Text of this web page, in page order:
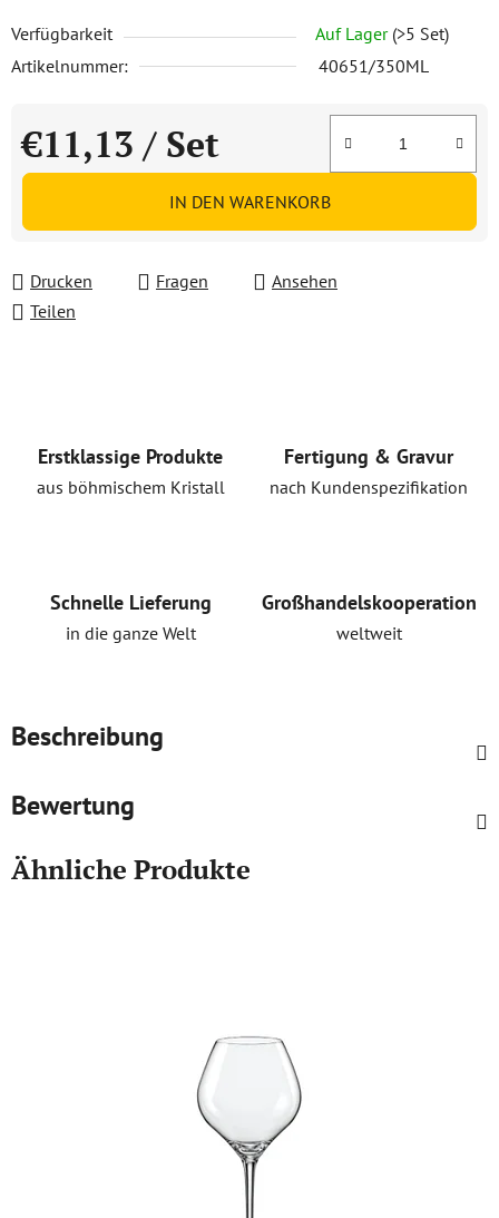
Verfügbarkeit Auf Lager (>5 Set)
Artikelnummer:
40651/350ML
€11,13 / Set
Verkaufspreis:
IN DEN WARENKORB
Drucken Fragen
Ansehen
Teilen
Erstklassige Produkte
aus böhmischem Kristall
Fertigung & Gravur
nach Kundenspezifikation
Schnelle Lieferung
in die ganze Welt
Großhandelskooperation
weltweit
Beschreibung
Bewertung
Ähnliche Produkte